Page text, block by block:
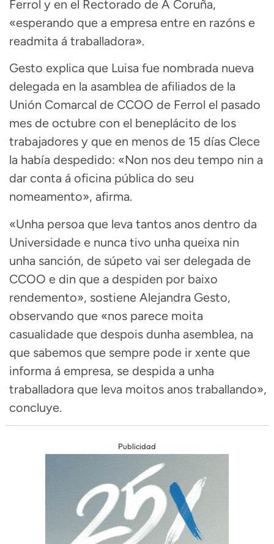
Ferrol y en el Rectorado de A Coruña,
«esperando que a empresa entre en razóns e
readmita á traballadora».
Gesto explica que Luisa fue nombrada nueva
delegada en la asamblea de afiliados de la
Unión Comarcal de CCOO de Ferrol el pasado
mes de octubre con el beneplácito de los
trabajadores y que en menos de 15 días Clece
la había despedido: «Non nos deu tempo nin a
dar conta á oficina pública do seu
nomeamento», afirma.
«Unha persoa que leva tantos anos dentro da
Universidade e nunca tivo unha queixa nin
unha sanción, de súpeto vai ser delegada de
CCOO e din que a despiden por baixo
rendemento», sostiene Alejandra Gesto,
observando que «nos parece moita
casualidade que despois dunha asemblea, na
que sabemos que sempre pode ir xente que
informa á empresa, se despida a unha
traballadora que leva moitos anos traballando»,
concluye.
Publicidad